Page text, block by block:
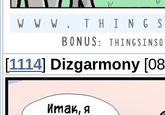
[1114] Dizgarmony